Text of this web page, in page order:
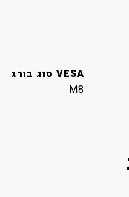
VESA סוג בורג
M8